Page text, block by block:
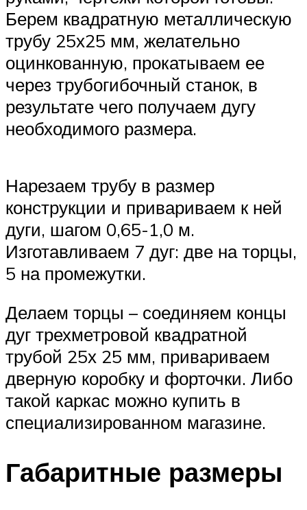
Берем квадратную металлическую
трубу 25х25 мм, желательно
оцинкованную, прокатываем ее
через трубогибочный станок, в
результате чего получаем дугу
необходимого размера.
Нарезаем трубу в размер
конструкции и привариваем к ней
дуги, шагом 0,65-1,0 м.
Изготавливаем 7 дуг: две на торцы,
5 на промежутки.
Делаем торцы – соединяем концы
дуг трехметровой квадратной
трубой 25х 25 мм, привариваем
дверную коробку и форточки. Либо
такой каркас можно купить в
специализированном магазине.
Габаритные размеры